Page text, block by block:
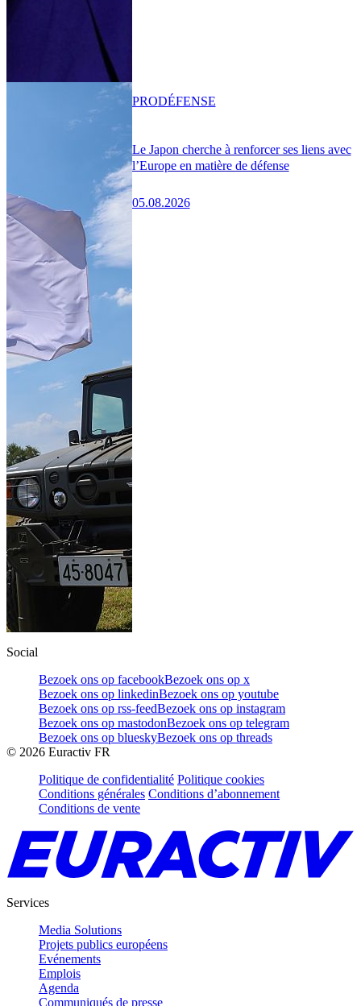
Le Japon cherche à renforcer ses liens avec
l’Europe en matière de défense
05.08.2026
PRODÉFENSE
Social
Bezoek ons op facebookBezoek ons op x
Bezoek ons op linkedinBezoek ons op youtube
Bezoek ons op rss-feedBezoek ons op instagram
Bezoek ons op mastodonBezoek ons op telegram
Bezoek ons op blueskyBezoek ons op threads
© 2026 Euractiv FR
Politique de confidentialité Politique cookies
Conditions générales Conditions d’abonnement
Conditions de vente
Services
Media Solutions
Projets publics européens
Evénements
Emplois
Agenda
Communiqués de presse